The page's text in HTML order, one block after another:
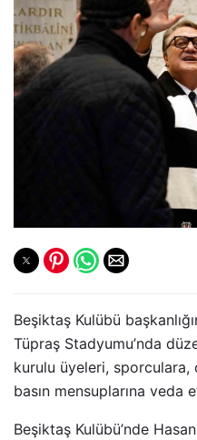
Beşiktaş Kulübü
Tüpraş Stadyumu’nda
kurulu üyeleri, sporculara,
basın mensuplarına veda
Beşiktaş Kulübü’nde